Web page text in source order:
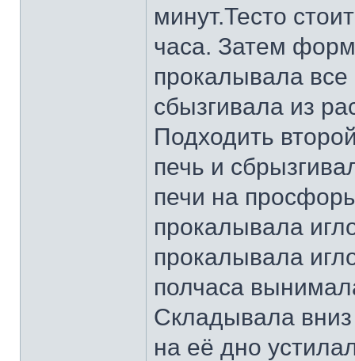
минут.Тесто
часа. Затем
прокалывала
сбызгивала из
Подходить
печь и
печи на
прокалывала
прокалывала
полчаса
Складывала вниз
на её дно